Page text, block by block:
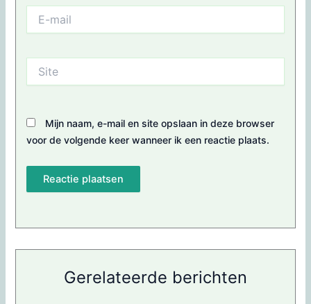
mail
Mijn naam, e-mail en site opslaan in deze browser
voor de volgende keer wanneer ik een reactie plaats.
Gerelateerde berichten